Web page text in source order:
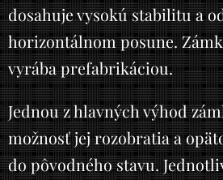
dosahuje vysokú stabilitu a
horizontálnom posune.
vyrába prefabrikáciou.
Jednou z hlavných výhod
možnosť jej rozobratia a
do pôvodného stavu.